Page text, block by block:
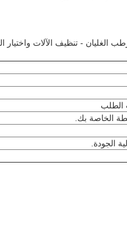
- تنظيف الآلات واختيار
الطلب
الخاصة بك.
الجودة.